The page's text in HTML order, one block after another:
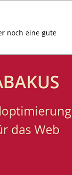
noch eine gute